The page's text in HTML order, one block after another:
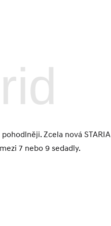
Zcela nová STARIA
7 nebo 9 sedadly.